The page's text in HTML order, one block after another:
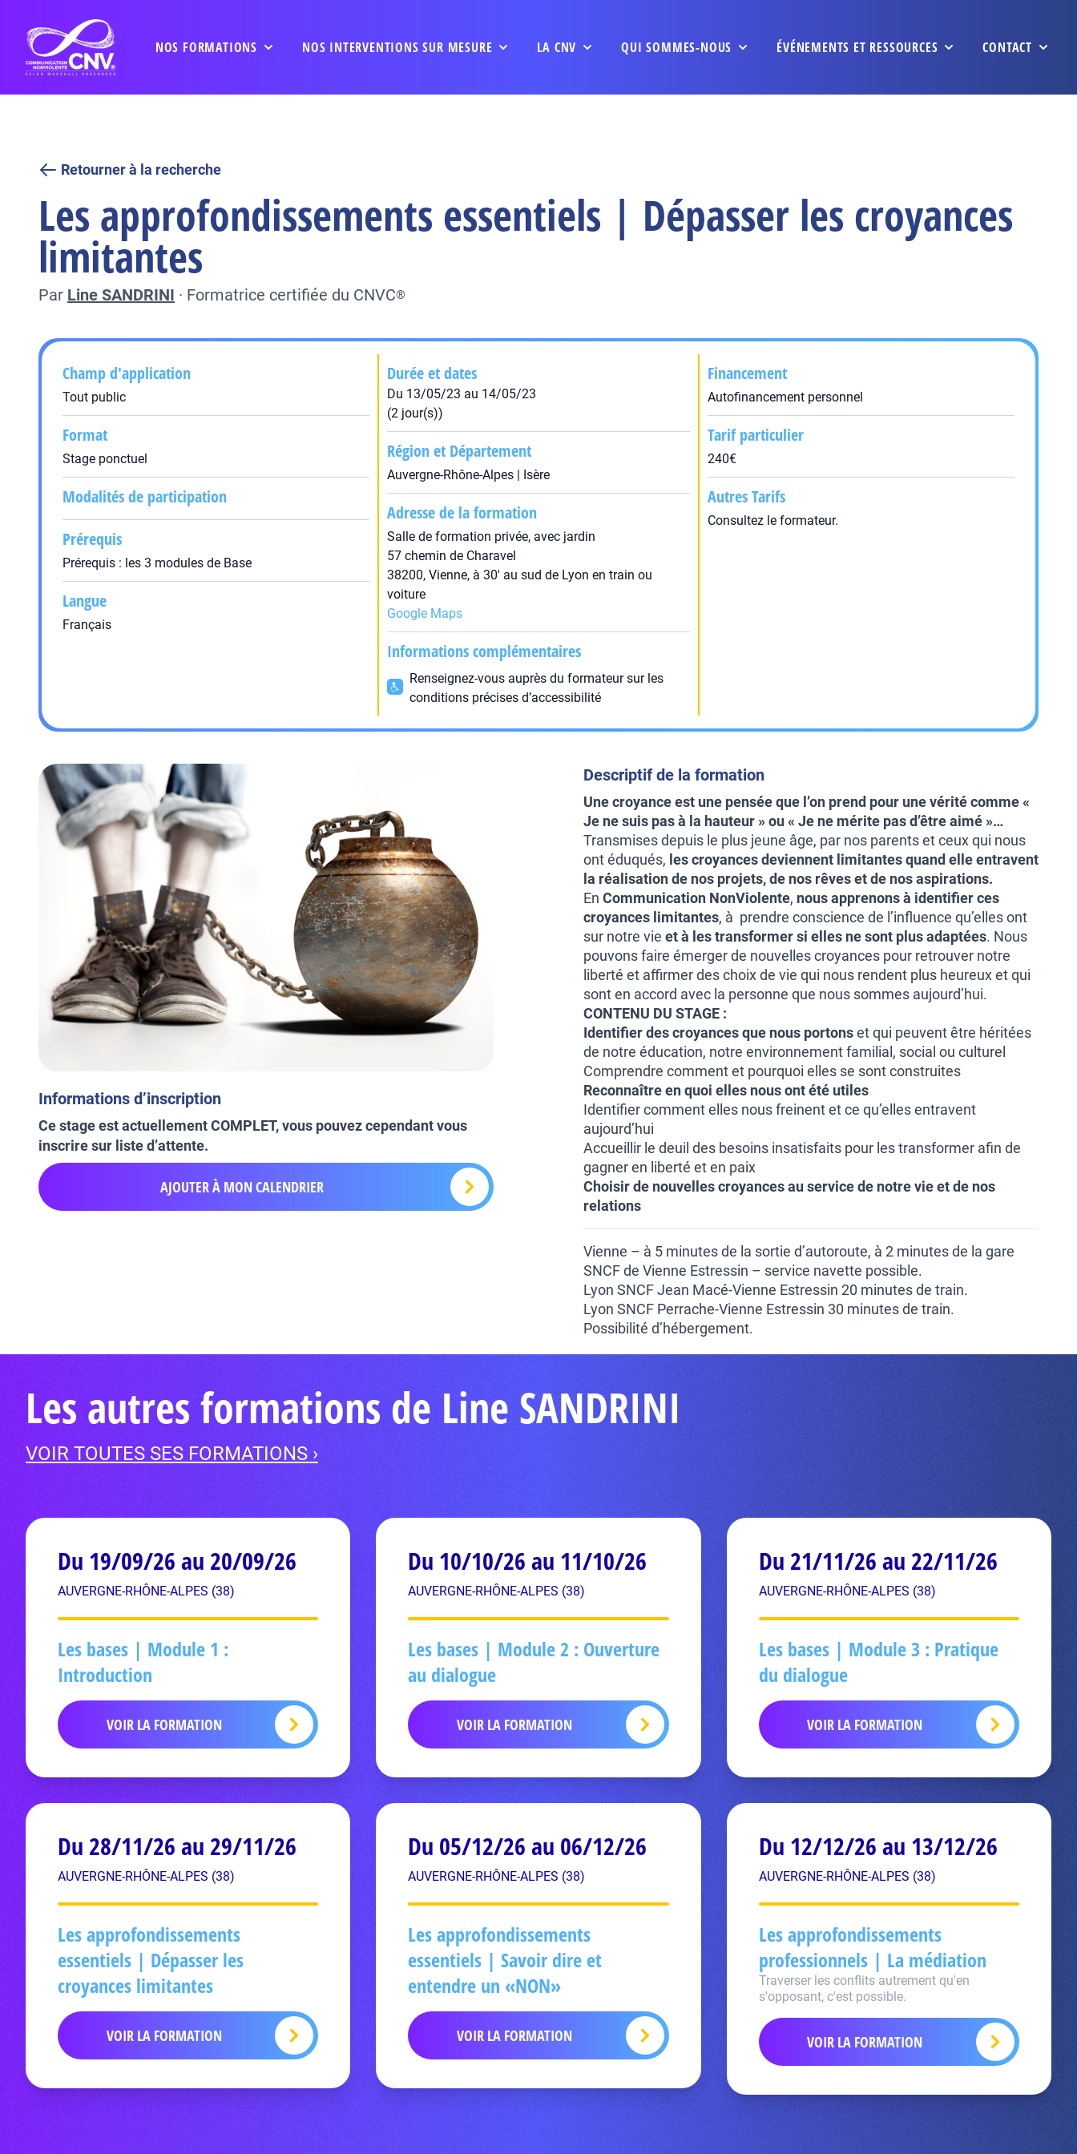
NOS FORMATIONS NOS INTERVENTIONS SUR MESURE LA CNV QUI SOMMES-NOUS ÉVÉNEMENTS ET RESSOURCES CONTACT
Retourner à la recherche
Les approfondissements essentiels | Dépasser les croyances
limitantes
Par Line SANDRINI · Formatrice certifiée du CNVC®
Champ d'application
Tout public
Format
Stage ponctuel
Modalités de participation
Prérequis
Prérequis : les 3 modules de Base
Langue
Français
Durée et dates
Du 13/05/23 au 14/05/23
(2 jour(s))
Région et Département
Auvergne-Rhône-Alpes | Isère
Adresse de la formation
Salle de formation privée, avec jardin
57 chemin de Charavel
38200, Vienne, à 30' au sud de Lyon en train ou
voiture
Google Maps
Informations complémentaires
Renseignez-vous auprès du formateur sur les
conditions précises d’accessibilité
Financement
Autofinancement personnel
Tarif particulier
240€
Autres Tarifs
Consultez le formateur.
Informations d’inscription
Ce stage est actuellement COMPLET, vous pouvez cependant vous
inscrire sur liste d’attente.
AJOUTER À MON CALENDRIER
Descriptif de la formation
Une croyance est une pensée que l’on prend pour une vérité comme «
Je ne suis pas à la hauteur » ou « Je ne mérite pas d’être aimé »…
Transmises depuis le plus jeune âge, par nos parents et ceux qui nous
ont éduqués, les croyances deviennent limitantes quand elle entravent
la réalisation de nos projets, de nos rêves et de nos aspirations.
En Communication NonViolente, nous apprenons à identifier ces
croyances limitantes, à prendre conscience de l’influence qu’elles ont
sur notre vie et à les transformer si elles ne sont plus adaptées. Nous
pouvons faire émerger de nouvelles croyances pour retrouver notre
liberté et affirmer des choix de vie qui nous rendent plus heureux et qui
sont en accord avec la personne que nous sommes aujourd’hui.
CONTENU DU STAGE :
Identifier des croyances que nous portonset qui peuvent être héritées
de notre éducation, notre environnement familial, social ou culturel
Comprendre comment et pourquoi elles se sont construites
Reconnaître en quoi elles nous ont été utiles
Identifier comment elles nous freinent et ce qu’elles entravent
aujourd’hui
Accueillir le deuil des besoins insatisfaits pour les transformer afin de
gagner en liberté et en paix
Choisir de nouvelles croyances au service de notre vie et de nos
relations
Vienne – à 5 minutes de la sortie d’autoroute, à 2 minutes de la gare
SNCF de Vienne Estressin – service navette possible.
Lyon SNCF Jean Macé-Vienne Estressin 20 minutes de train.
Lyon SNCF Perrache-Vienne Estressin 30 minutes de train.
Possibilité d’hébergement.
Les autres formations de Line SANDRINI
VOIR TOUTES SES FORMATIONS ›
Du 19/09/26 au 20/09/26
AUVERGNE-RHÔNE-ALPES (38)
Les bases | Module 1 :
Introduction
VOIR LA FORMATION
Du 10/10/26 au 11/10/26
AUVERGNE-RHÔNE-ALPES (38)
Les bases | Module 2 : Ouverture
au dialogue
VOIR LA FORMATION
Du 21/11/26 au 22/11/26
AUVERGNE-RHÔNE-ALPES (38)
Les bases | Module 3 : Pratique
du dialogue
VOIR LA FORMATION
Du 28/11/26 au 29/11/26
AUVERGNE-RHÔNE-ALPES (38)
Les approfondissements
essentiels | Dépasser les
croyances limitantes
VOIR LA FORMATION
Du 05/12/26 au 06/12/26
AUVERGNE-RHÔNE-ALPES (38)
Les approfondissements
essentiels | Savoir dire et
entendre un «NON»
VOIR LA FORMATION
Du 12/12/26 au 13/12/26
AUVERGNE-RHÔNE-ALPES (38)
Les approfondissements
professionnels | La médiation
Traverser les conflits autrement qu'en
s'opposant, c'est possible.
VOIR LA FORMATION